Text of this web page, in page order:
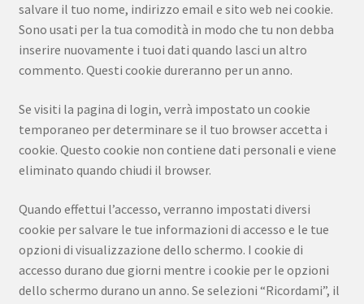
salvare il tuo nome, indirizzo email e sito web nei cookie.
Sono usati per la tua comodità in modo che tu non debba
inserire nuovamente i tuoi dati quando lasci un altro
commento. Questi cookie dureranno per un anno.
Se visiti la pagina di login, verrà impostato un cookie
temporaneo per determinare se il tuo browser accetta i
cookie. Questo cookie non contiene dati personali e viene
eliminato quando chiudi il browser.
Quando effettui l’accesso, verranno impostati diversi
cookie per salvare le tue informazioni di accesso e le tue
opzioni di visualizzazione dello schermo. I cookie di
accesso durano due giorni mentre i cookie per le opzioni
dello schermo durano un anno. Se selezioni “Ricordami”, il